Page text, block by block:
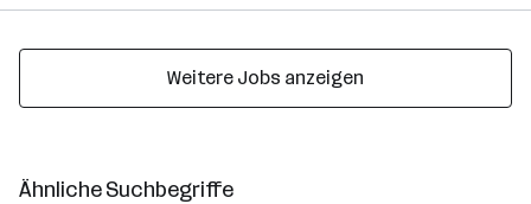
Weitere Jobs anzeigen
Ähnliche Suchbegriffe